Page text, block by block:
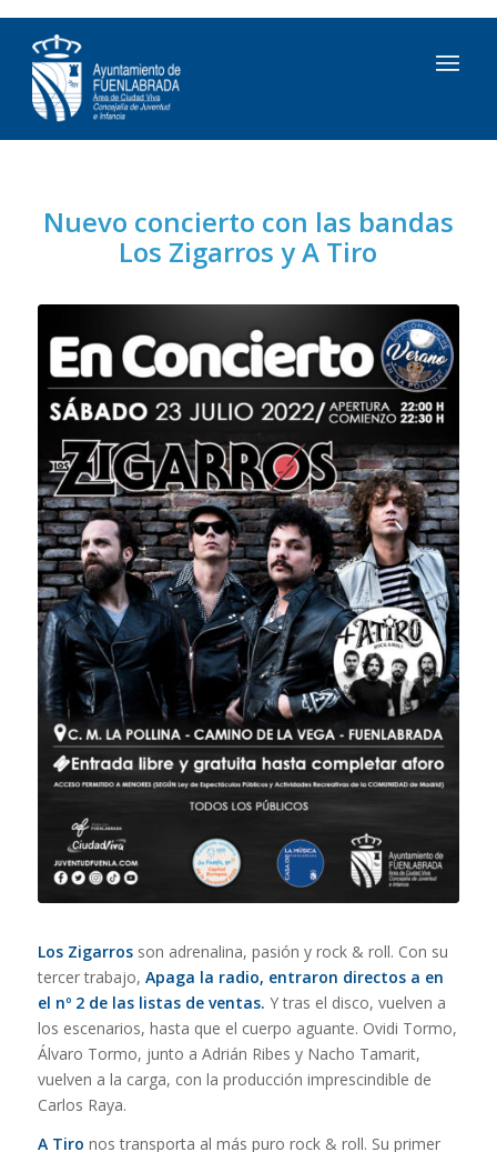
Nuevo concierto con las bandas
Los Zigarros y A Tiro
Los Zigarrosson adrenalina, pasión y rock & roll. Con su
tercer trabajo, Apaga la radio, entraron directos a en
el nº 2 de las listas de ventas. Y tras el disco, vuelven a
los escenarios, hasta que el cuerpo aguante. Ovidi Tormo,
Álvaro Tormo, junto a Adrián Ribes y Nacho Tamarit,
vuelven a la carga, con la producción imprescindible de
Carlos Raya.
A Tiro nos transporta al más puro rock & roll. Su primer